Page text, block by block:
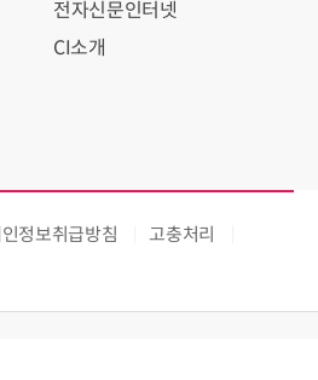
전자신문인터넷
CI소개
정보취급방침
고충처리